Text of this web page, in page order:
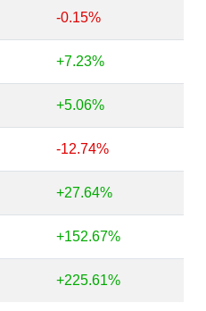
-0.15%
+7.23%
+5.06%
-12.74%
+27.64%
+152.67%
+225.61%